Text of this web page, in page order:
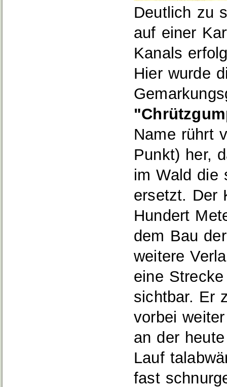
Deutlich zu
auf einer
Kanals
Hier wurde
Name rührt
Punkt) her,
im Wald die
ersetzt. Der
Hundert
dem Bau
weitere
eine
sichtbar. Er
vorbei
an der
Lauf
fast